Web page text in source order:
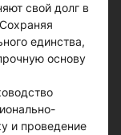
свой долг в
единства,
основу
и проведение